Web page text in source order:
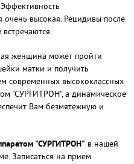
очень высокая. Рецидивы после
женщина может пройти
матки и получить
современных высококлассных
"СУРГИТРОН", а динамическое
Вам безмятежную и
"СУРГИТРОН" в нашей
Записаться на прием